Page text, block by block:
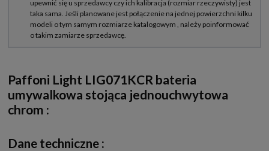
Paffoni Light LIG071KCR bateria
umywalkowa stojąca jednouchwytowa
chrom :
Dane techniczne :